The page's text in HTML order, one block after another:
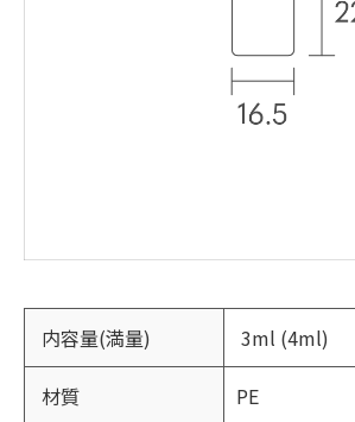
内容量(満量) 3ml (4ml)
材質 PE